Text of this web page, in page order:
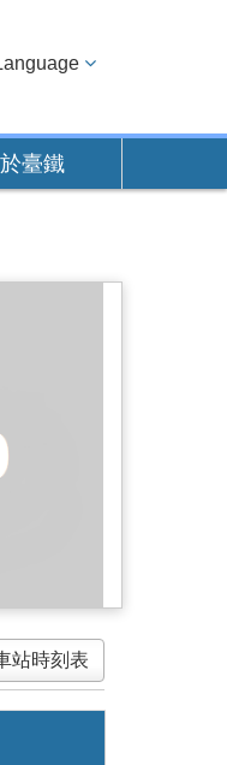
臺鐵
站時刻表